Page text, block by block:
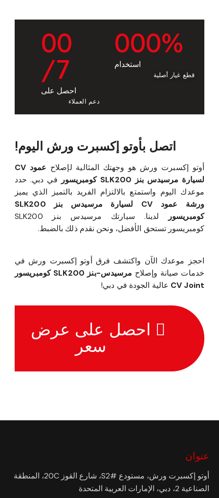
000%
استخدام
قطع غيار أصلية
00
/7
احصل على
دعم العملاء
اتصل بأوتو إكسبرت ورش اليوم!
أوتو إكسبرت ورش هو وجهتك المثالية لإصلاح
عمود CV
لسيارة مرسيدس بنز SLK200 كومبريسور
في دبي. حدد
موعدك اليوم واستمتع بالالتزام الفريد بالتميز الذي يميز
ورشة عمود CV لسيارة مرسيدس بنز SLK200
كومبريسور
لدينا. سيارتك مرسيدس بنز SLK200
كومبريسور تستحق الأفضل، ونحن نقدم ذلك بالضبط.
احجز موعدك الآن واكتشف فرق أوتو إكسبرت ورش في
خدمات صيانة وإصلاح
مرسيدس-بنز SLK200 كومبريسور
CV Joint عالية الجودة في دبي!
احصل على عرض
سعر
عنوان
أوتو إكسبرت ورش، مستودع #S2، شارع القوز 20C، المنطقة
الصناعية 2، دبي، الإمارات العربية المتحدة